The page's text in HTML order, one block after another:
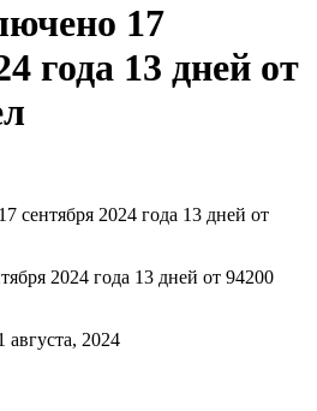
17
года 13 дней от
сентября 2024 года 13 дней от
2024 года 13 дней от 94200
августа, 2024